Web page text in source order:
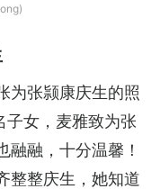
为张颕康庆生的照
子女，麦雅致为张
融融，十分温馨！
整整庆生，她知道